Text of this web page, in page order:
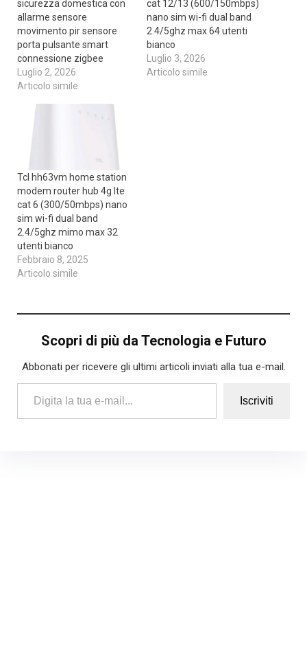
sicurezza domestica con
allarme sensore
movimento pir sensore
porta pulsante smart
connessione zigbee
Luglio 2, 2026
Articolo simile
cat 12/13 (600/150mbps)
nano sim wi-fi dual band
2.4/5ghz max 64 utenti
bianco
Luglio 3, 2026
Articolo simile
Tcl hh63vm home station
modem router hub 4g lte
cat 6 (300/50mbps) nano
sim wi-fi dual band
2.4/5ghz mimo max 32
utenti bianco
Febbraio 8, 2025
Articolo simile
Scopri di più da Tecnologia e Futuro
Abbonati per ricevere gli ultimi articoli inviati alla tua e-mail.
Digita la tua e-mail...
Iscriviti